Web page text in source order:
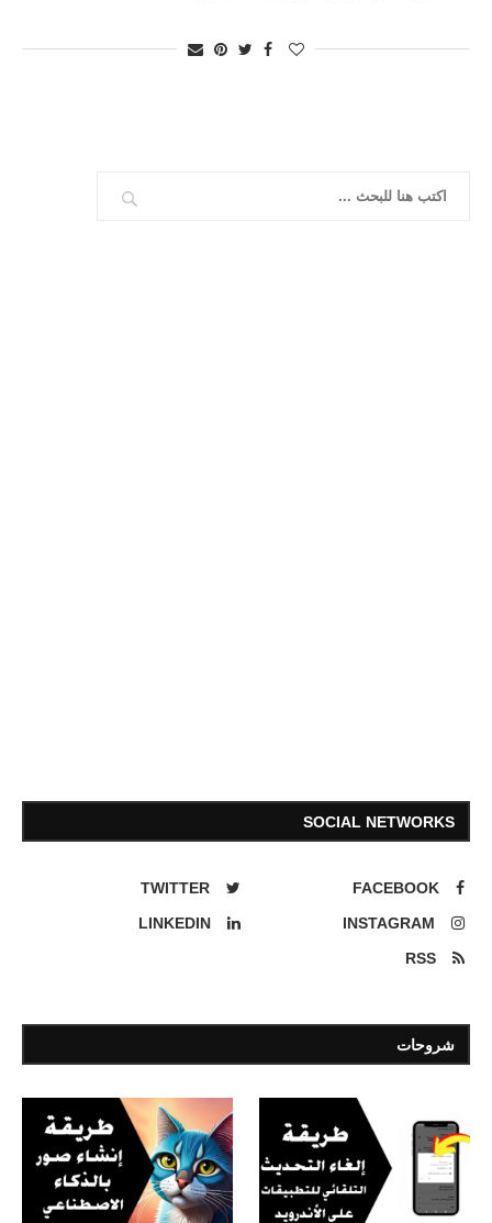
SOCIAL NETWORKS
FACEBOOK
TWITTER
INSTAGRAM
LINKEDIN
RSS
شروحات